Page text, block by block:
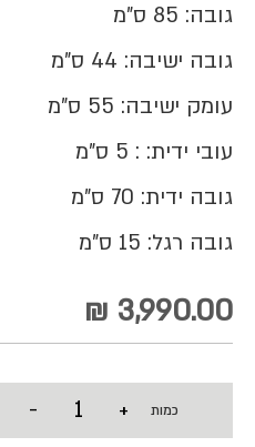
גובה: 85 ס"מ
גובה ישיבה: 44 ס"מ
עומק ישיבה: 55 ס"מ
עובי ידית: : 5 ס"מ
גובה ידית: 70 ס"מ
גובה רגל: 15 ס"מ
3,990.00 ₪
כמות +
-